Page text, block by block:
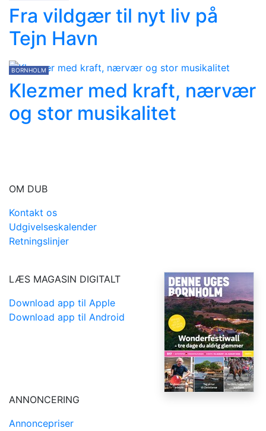
Fra vildgær til nyt liv på
Tejn Havn
BORNHOLM
Klezmer med kraft, nærvær
og stor musikalitet
OM DUB
Kontakt os
Udgivelseskalender
Retningslinjer
LÆS MAGASIN DIGITALT
Download app til Apple
Download app til Android
ANNONCERING
Annoncepriser